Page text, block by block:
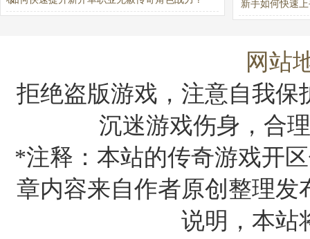
新手如何快速
果版？
网站
拒绝盗版游戏，注意自我
沉迷游戏伤身，合
*注释：本站的传奇游戏开
章内容来自作者原创整理
说明，本站